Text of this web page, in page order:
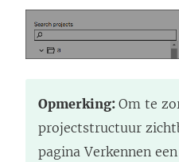
Opmerking: Om te
projectstructuur
pagina Verkennen een